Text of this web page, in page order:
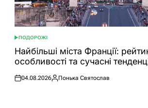
ОПУБЛІКУВАТИ
У
ПОДОРОЖІ
Найбільші міста Франції:
особливості та сучасні
Оприлюднено
04.08.2026
Опубліковано
Понька Святослав